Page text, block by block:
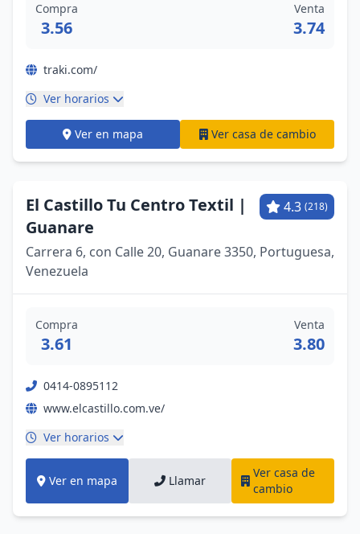
Compra
3.56
Venta
3.74
traki.com/
Ver horarios
Ver en mapa Ver casa de cambio
El Castillo Tu Centro Textil ‎|
Guanare
4.3 (218)
Carrera 6, con Calle 20, Guanare 3350, Portuguesa,
Venezuela
Compra
3.61
Venta
3.80
0414-0895112
www.elcastillo.com.ve/
Ver horarios
Ver en mapa Llamar
Ver casa de
cambio